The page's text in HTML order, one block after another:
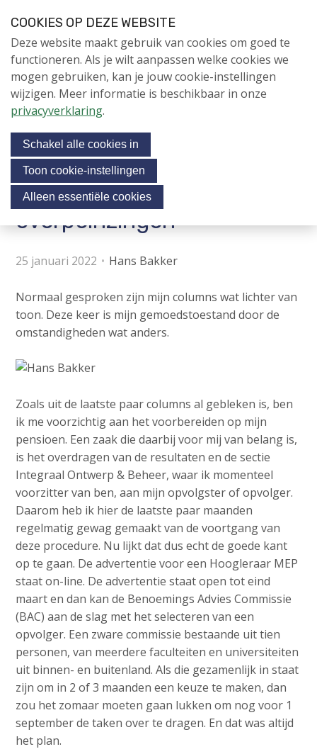
J
m
t
o
n
a
v
g
a
t
i
o
n
J
u
m
p
t
o
m
a
i
n
c
o
n
t
Contactpersoon
i
c
p
g
s
Menu
Professorale
overpeinzingen
25 januari 2022 Hans Bakker
Normaal gesproken zijn mijn columns wat lichter van
toon. Deze keer is mijn gemoedstoestand door de
omstandigheden wat anders.
Zoals uit de laatste paar columns al gebleken is, ben
ik me voorzichtig aan het voorbereiden op mijn
pensioen. Een zaak die daarbij voor mij van belang is,
is het overdragen van de resultaten en de sectie
Integraal Ontwerp & Beheer, waar ik momenteel
voorzitter van ben, aan mijn opvolgster of opvolger.
Daarom heb ik hier de laatste paar maanden
regelmatig gewag gemaakt van de voortgang van
deze procedure. Nu lijkt dat dus echt de goede kant
op te gaan. De advertentie voor een Hoogleraar MEP
staat on-line. De advertentie staat open tot eind
maart en dan kan de Benoemings Advies Commissie
(BAC) aan de slag met het selecteren van een
opvolger. Een zware commissie bestaande uit tien
personen, van meerdere faculteiten en universiteiten
uit binnen- en buitenland. Als die gezamenlijk in staat
zijn om in 2 of 3 maanden een keuze te maken, dan
zou het zomaar moeten gaan lukken om nog voor 1
september de taken over te dragen. En dat was altijd
het plan.
NIEUWS
NAPNIEUWS
NIEUWSARCHIEF
Jubileumjaar
Contactpersoon
Login
English
Nederlands
COOKIES OP DEZE WEBSITE
Deze website maakt gebruik van cookies om goed te
functioneren. Als je wilt aanpassen welke cookies we
mogen gebruiken, kan je jouw cookie-instellingen
wijzigen. Meer informatie is beschikbaar in onze
privacyverklaring.
Schakel alle cookies in
Toon cookie-instellingen
Alleen essentiële cookies